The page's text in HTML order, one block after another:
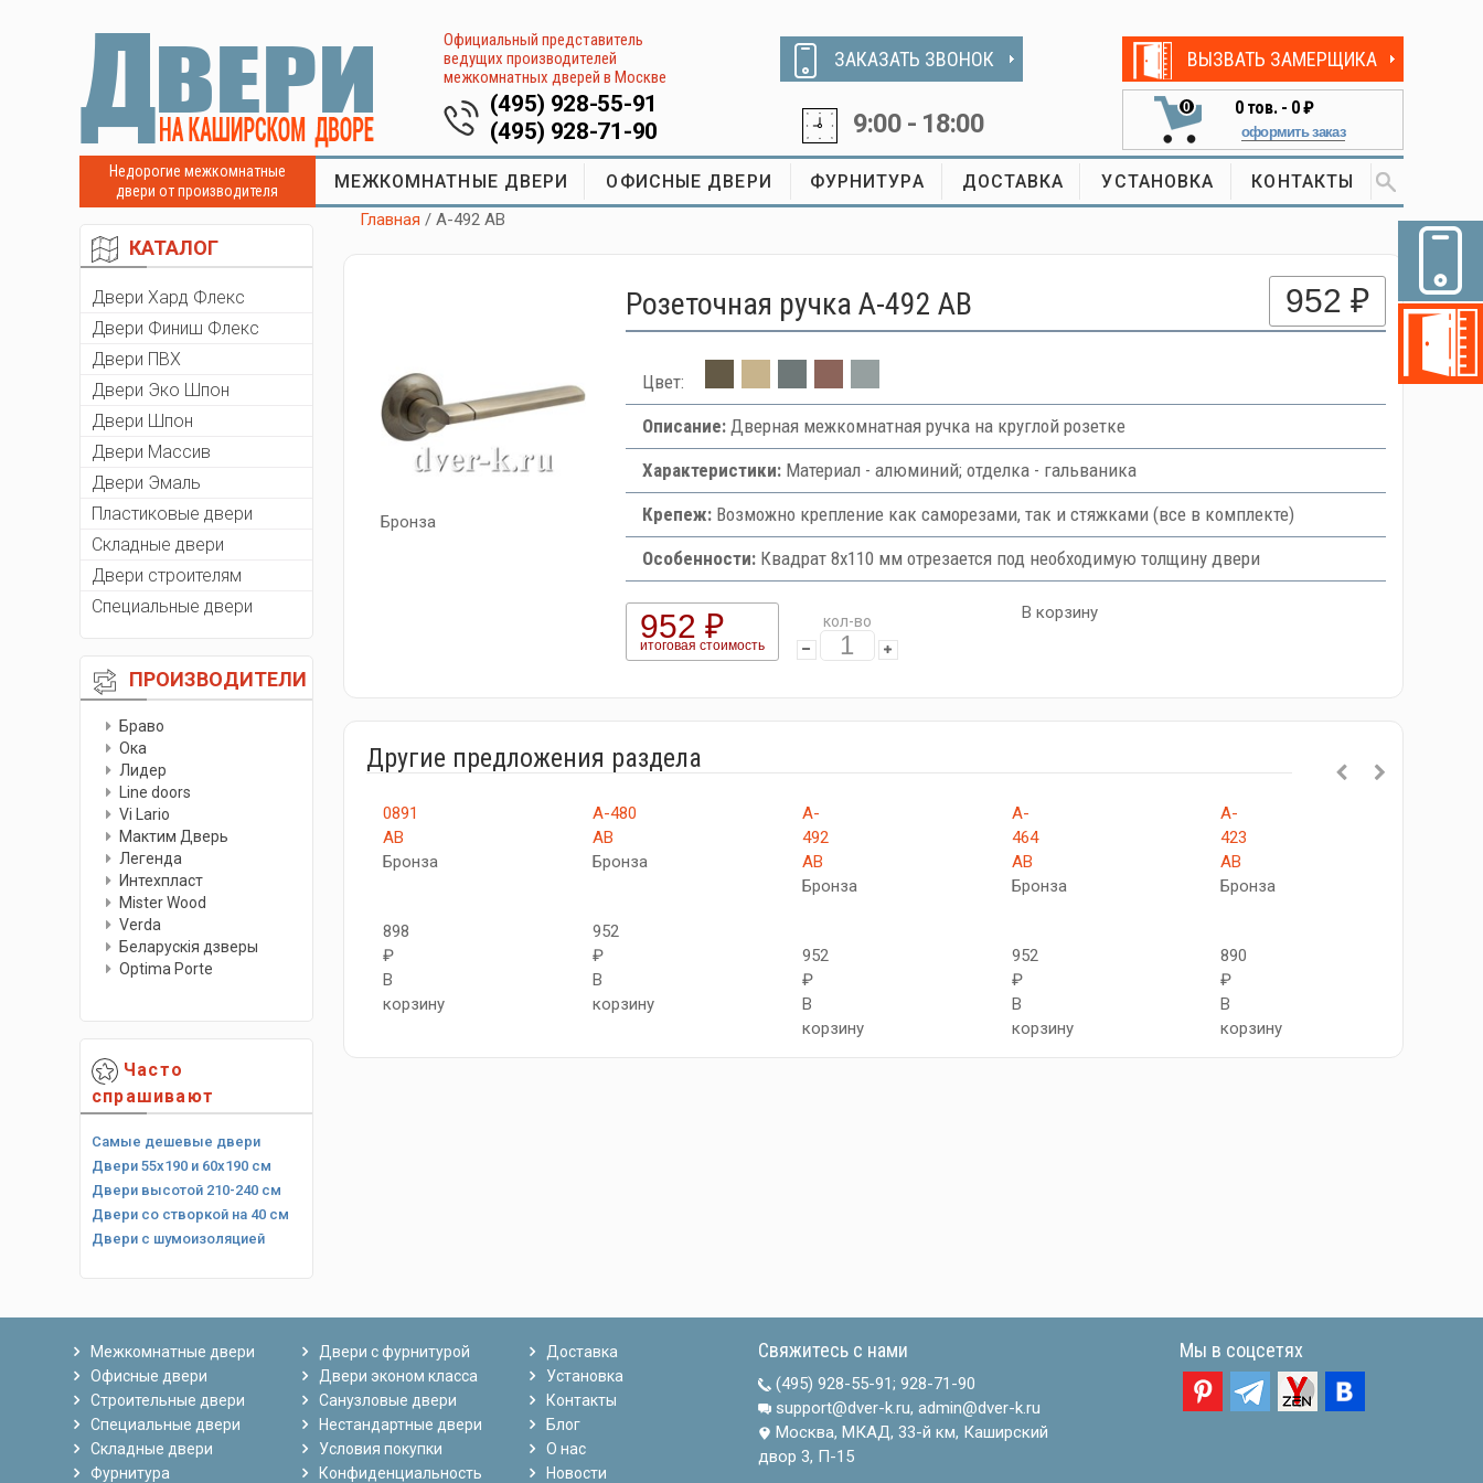
Официальный представитель
ведущих производителей
межкомнатных дверей в Москве
(495) 928-55-91
(495) 928-71-90
ЗАКАЗАТЬ ЗВОНОК
9:00 - 18:00
ВЫЗВАТЬ ЗАМЕРЩИКА
0 0тов. - 0 ₽
оформить заказ
Недорогие межкомнатные
двери от производителя
МЕЖКОМНАТНЫЕ ДВЕРИ ОФИСНЫЕ ДВЕРИ ФУРНИТУРА ДОСТАВКА УСТАНОВКА КОНТАКТЫ
КАТАЛОГ
Двери Хард Флекс
Двери Финиш Флекс
Двери ПВХ
Двери Эко Шпон
Двери Шпон
Двери Массив
Двери Эмаль
Пластиковые двери
Складные двери
Двери строителям
Специальные двери
ПРОИЗВОДИТЕЛИ
Браво
Ока
Лидер
Line doors
Vi Lario
Мактим Дверь
Легенда
Интехпласт
Мister Wood
Verda
Беларускiя дзверы
Optima Porte
Часто
спрашивают
Самые дешевые двери
Двери 55х190 и 60х190 см
Двери высотой 210-240 см
Двери со створкой на 40 см
Двери с шумоизоляцией
Главная / A-492 AB
Бронза
Розеточная ручка A-492 AB 952 ₽
Цвет:
Описание:Дверная межкомнатная ручка на круглой розетке
Характеристики:Материал - алюминий; отделка - гальваника
Крепеж:Возможно крепление как саморезами, так и стяжками (все в комплекте)
Особенности:Квадрат 8х110 мм отрезается под необходимую толщину двери
952 ₽
итоговая стоимость
кол-во В корзину
Другие предложения раздела
0891
AB
Бронза
898
₽
В
корзину
А-480
AB
Бронза
952
₽
В
корзину
A-
492
AB
Бронза
952
₽
В
корзину
A-
464
AB
Бронза
952
₽
В
корзину
A-
423
AB
Бронза
890
₽
В
корзину
Межкомнатные двери
Офисные двери
Строительные двери
Специальные двери
Складные двери
Фурнитура
Двери с фурнитурой
Двери эконом класса
Санузловые двери
Нестандартные двери
Условия покупки
Конфиденциальность
Доставка
Установка
Контакты
Блог
О нас
Новости
Свяжитесь с нами
(495) 928-55-91; 928-71-90
support@dver-k.ru, admin@dver-k.ru
Москва, МКАД, 33-й км, Каширский
двор 3, П-15
Мы в соцсетях